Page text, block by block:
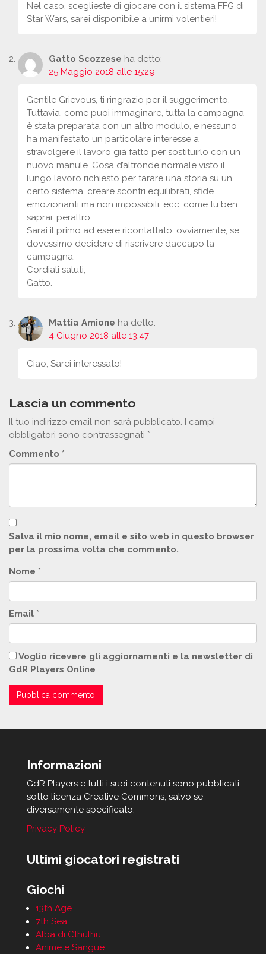
Nel caso, sceglieste di giocare con il sistema FFG di
Star Wars, sarei disponibile a unirmi volentieri!
Gatto Scozzese ha detto:
25 Maggio 2018 alle 15:29
Gentile Grievous, ti ringrazio per il suggerimento.
Tuttavia, come puoi immaginare, tutta la campagna
è stata preparata con un altro modulo, e nessuno
ha manifestato un particolare interesse a
stravolgere il lavoro già fatto per sostituirlo con un
nuovo manule. Cosa d’altronde normale visto il
lungo lavoro richiesto per tarare una storia su un
certo sistema, creare scontri equilibrati, sfide
emozionanti ma non impossibili, ecc; come tu ben
saprai, peraltro.
Sarai il primo ad esere ricontattato, ovviamente, se
dovessimo decidere di riscrivere daccapo la
campagna.
Cordiali saluti,
Gatto.
Mattia Amione ha detto:
4 Giugno 2018 alle 13:47
Ciao, Sarei interessato!
Lascia un commento
Il tuo indirizzo email non sarà pubblicato. I campi
obbligatori sono contrassegnati *
Commento *
Salva il mio nome, email e sito web in questo browser
per la prossima volta che commento.
Nome *
Email *
Voglio ricevere gli aggiornamenti e la newsletter di
GdR Players Online
Informazioni
GdR Players e tutti i suoi contenuti sono pubblicati
sotto licenza Creative Commons, salvo se
diversamente specificato.
Privacy Policy
Ultimi giocatori registrati
Giochi
13th Age
7th Sea
Alba di Cthulhu
Anime e Sangue